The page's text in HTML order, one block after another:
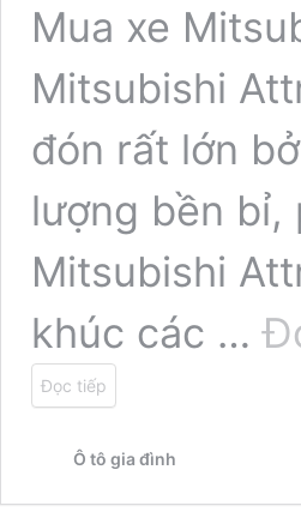
Mua xe
Mitsubishi
đón rất lớn
lượng bền bỉ,
Mitsubishi
khúc các …
Đọc tiếp
Ô tô gia đình